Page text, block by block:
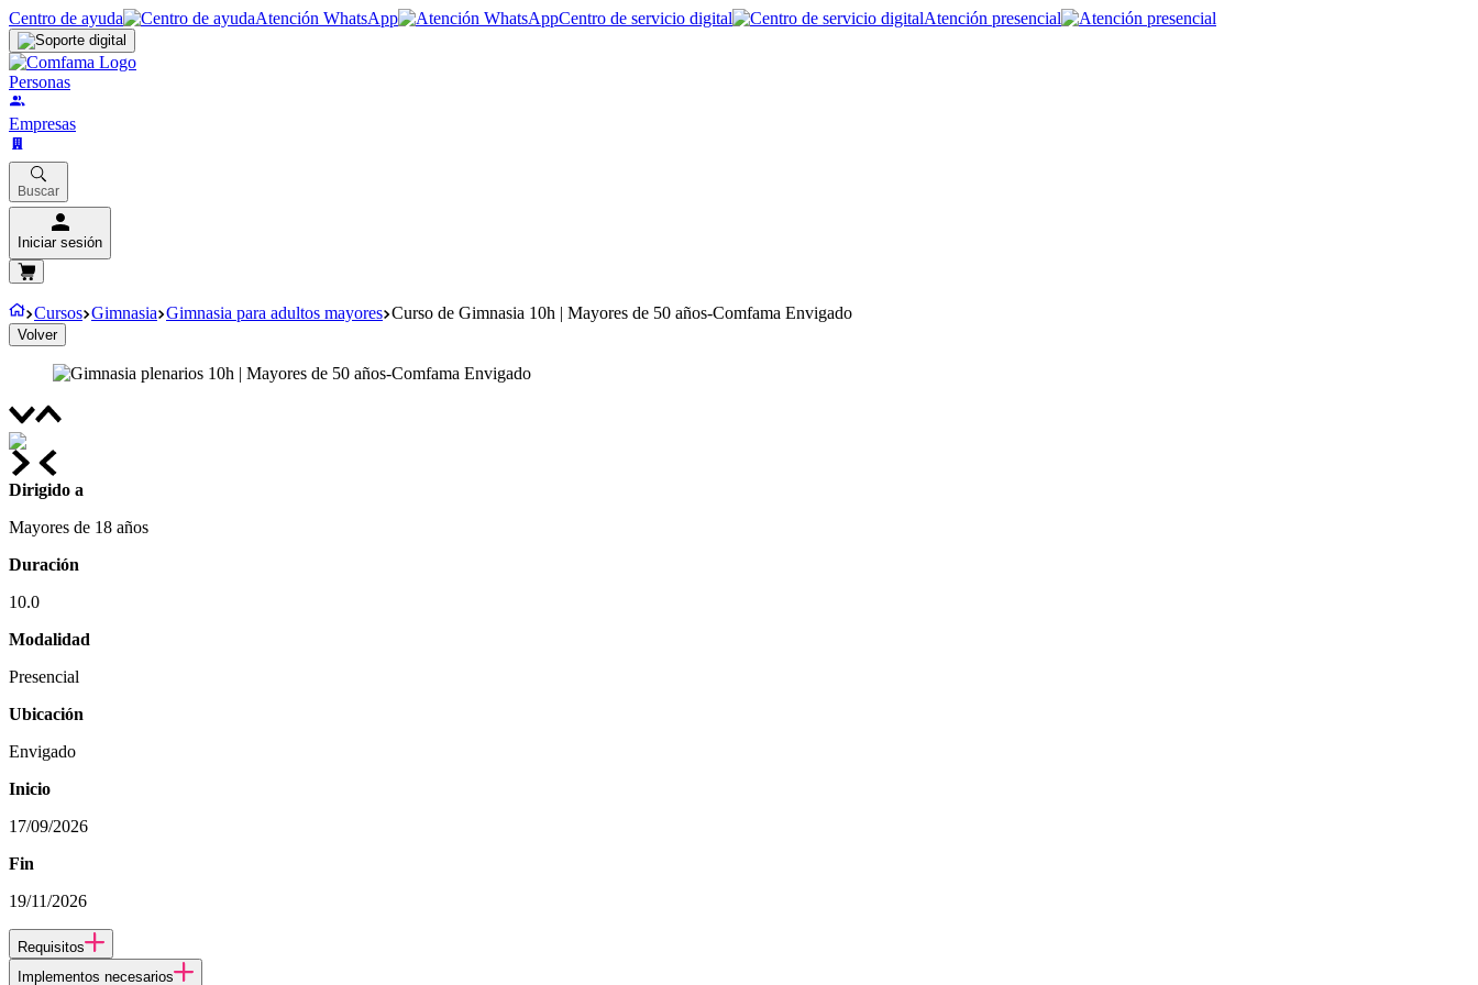
Centro de ayuda Atención WhatsApp Centro de servicio digital Atención presencial
Personas
Empresas
Buscar
Iniciar sesión
Cursos Gimnasia Gimnasia para adultos mayores Curso de Gimnasia 10h | Mayores de 50 años-Comfama Envigado
Volver
Dirigido a
Mayores de 18 años
Duración
10.0
Modalidad
Presencial
Ubicación
Envigado
Inicio
17/09/2026
Fin
19/11/2026
Requisitos
Implementos necesarios